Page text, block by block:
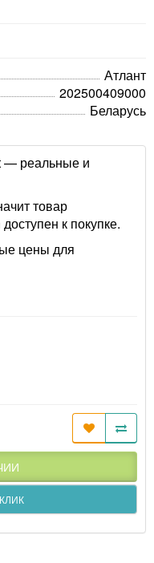
Атлант
202500409000
Беларусь
— реальные и
товар
к покупке.
цены для